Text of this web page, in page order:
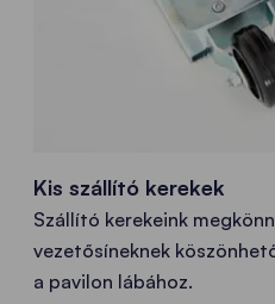
Kis szállító kerekek
Szállító kerekeink
vezetősíneknek
a pavilon lábához.